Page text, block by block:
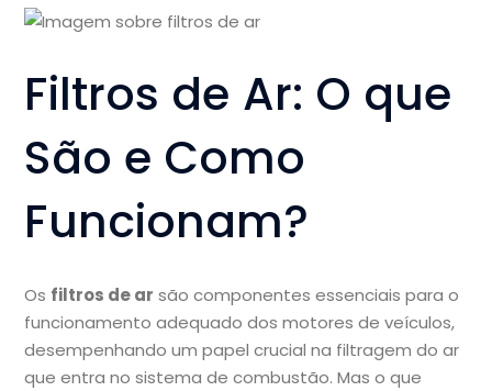
Filtros de Ar: O que
São e Como
Funcionam?
Os filtros de ar são componentes essenciais para o
funcionamento adequado dos motores de veículos,
desempenhando um papel crucial na filtragem do ar
que entra no sistema de combustão. Mas o que